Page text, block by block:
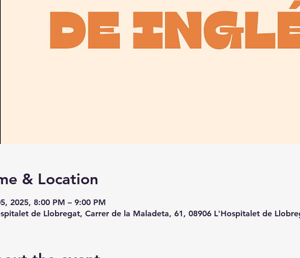
& Location
2025, 8:00 PM – 9:00 PM
de Llobregat, Carrer de la Maladeta, 61, 08906 L'Hospitalet de